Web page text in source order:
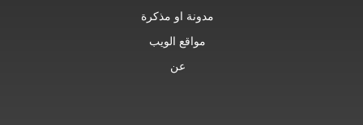
مدونة او مذكرة
مواقع الويب
عن